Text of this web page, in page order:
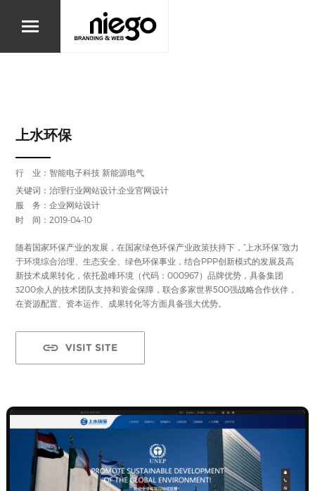
上水环保
行 业：智能电子科技 新能源电气
关键词：治理行业网站设计,企业官网设计
服 务：企业网站设计
时 间：2019-04-10
随着国家环保产业的发展，在国家绿色环保产业政策扶持下，“上水环保”致力
于环境综合治理、生态安全、绿色环保事业，结合PPP创新模式的发展及高
新技术成果转化，依托盈峰环境（代码：000967）品牌优势，具备集团
3200余人的技术团队支持和资金保障，联合多家世界500强战略合作伙伴，
在资源配置、资本运作、成果转化等方面具备强大优势。
VISIT SITE